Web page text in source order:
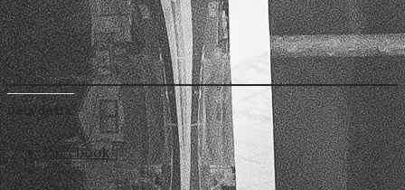
Dela detta:
Facebook